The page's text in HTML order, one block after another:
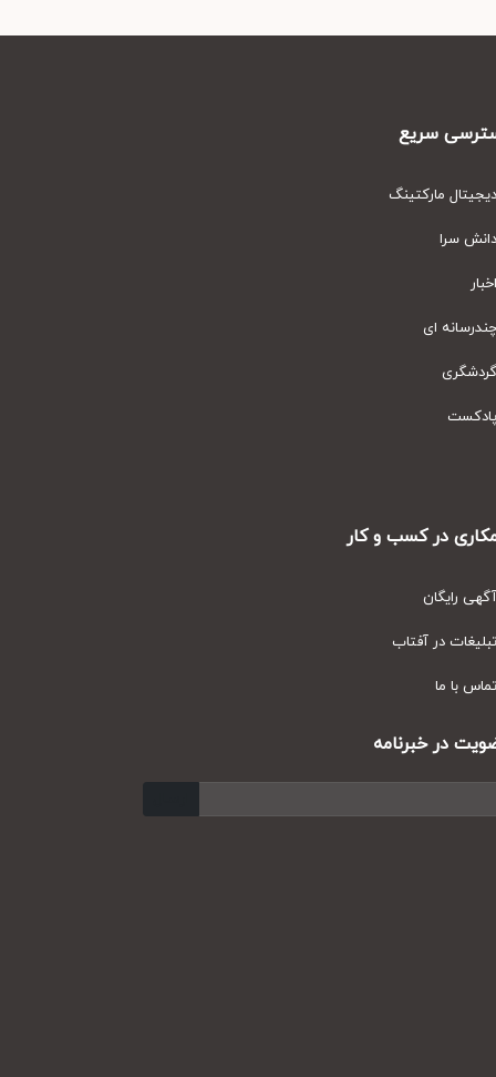
سریع
مارکتینگ
سرا
ای
در کسب و کار
رایگان
در آفتاب
با ما
در خبرنامه